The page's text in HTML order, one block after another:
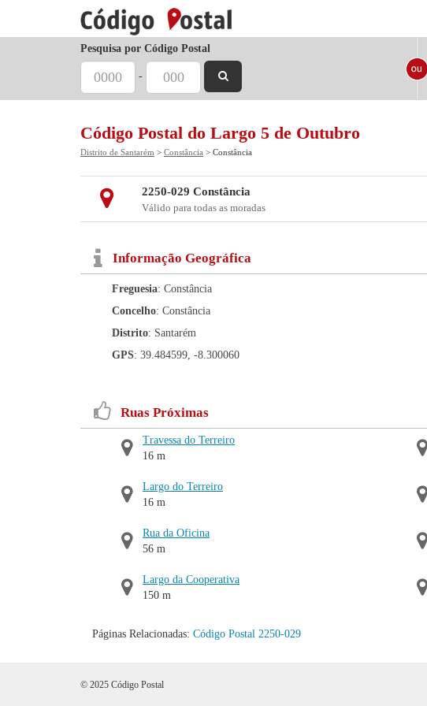
Pesquisa por Código Postal
-
Código Postal do Largo 5 de Outubro
Distrito de Santarém > Constância > Constância
2250-029 Constância
Válido para todas as moradas
Informação Geográfica
Freguesia: Constância
Concelho: Constância
Distrito: Santarém
GPS: 39.484599, -8.300060
Ruas Próximas
Travessa do Terreiro
16 m
Largo do Terreiro
16 m
Rua da Oficina
56 m
Largo da Cooperativa
150 m
Páginas Relacionadas: Código Postal 2250-029
© 2025 Código Postal